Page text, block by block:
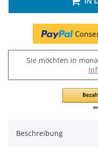
Sie möchten in
Beschreibung